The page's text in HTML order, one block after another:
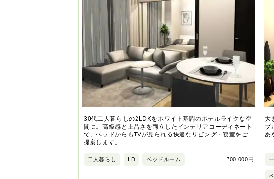
30代二人暮らしの2LDKをホワイト基調のホテルライクな空
間に。高級感と上品さを両立したインテリアコーディネート
で、ベッドからもTVが見られる快適なリビング・寝室をご
提案します。
700,000円
二人暮らし LD ベッドルーム
大
プ
あ